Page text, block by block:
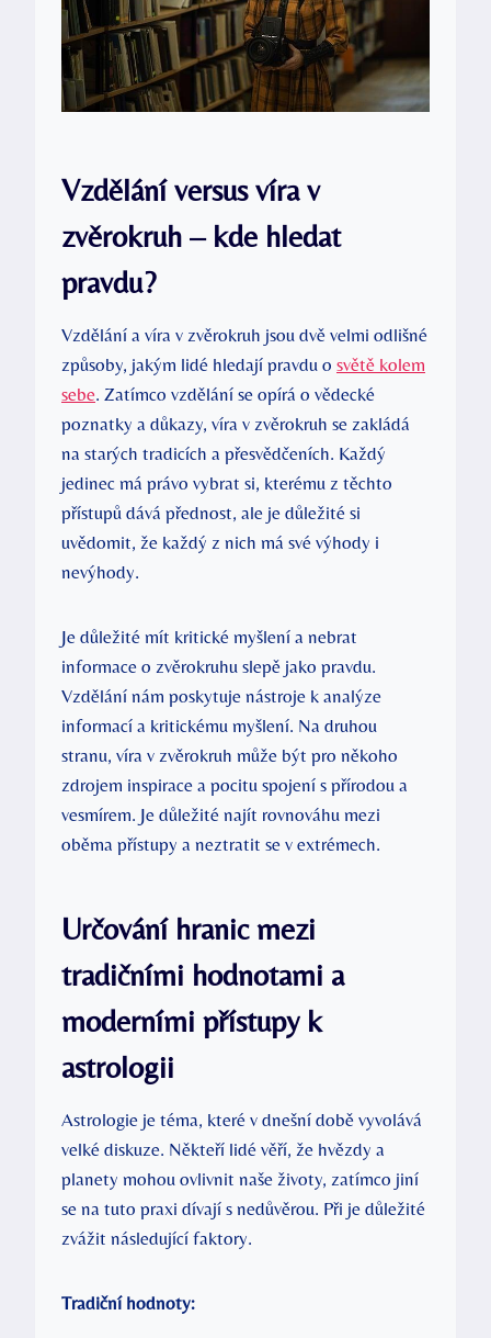
Vzdělání versus víra v
zvěrokruh – ‍kde ​hledat⁢
pravdu?
Vzdělání a víra v zvěrokruh jsou ⁤dvě velmi odlišné
způsoby, jakým lidé hledají pravdu o světě kolem
sebe. ⁢Zatímco ⁢vzdělání‌ se opírá o vědecké⁣
poznatky a důkazy, víra v ⁢zvěrokruh se zakládá
na starých tradicích a přesvědčeních. Každý
jedinec má právo vybrat si, kterému z těchto
přístupů dává přednost, ⁣ale⁤ je důležité ⁣si
uvědomit, že každý z ⁤nich má své⁤ výhody i
‌nevýhody.
Je důležité mít kritické myšlení a nebrat
informace o ​zvěrokruhu slepě jako⁤ pravdu.
Vzdělání nám ⁢poskytuje nástroje k analýze
informací a kritickému myšlení. Na druhou
stranu, víra v zvěrokruh může být ‍pro někoho
zdrojem inspirace a ‍pocitu spojení s přírodou ⁣a
vesmírem. Je důležité najít rovnováhu mezi
oběma přístupy ​a neztratit se v‌ extrémech.
Určování hranic mezi⁤
tradičními hodnotami a
moderními přístupy k
astrologii
Astrologie je téma, které v dnešní době vyvolává
‌velké diskuze. Někteří lidé věří, že hvězdy a
planety mohou ovlivnit naše ⁤životy, ⁤zatímco jiní
se⁣ na tuto praxi ‍dívají s nedůvěrou. Při je důležité
zvážit následující faktory.
Tradiční hodnoty: